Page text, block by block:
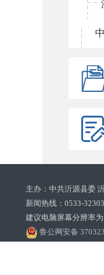
主办：中共沂源县委
新闻热线：0533-
建议电脑屏幕分辨率
鲁公网安备